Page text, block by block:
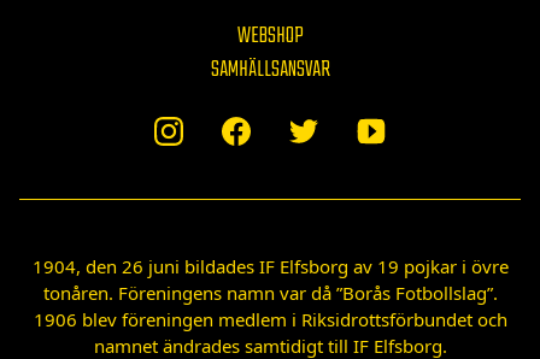
WEBSHOP
SAMHÄLLSANSVAR
1904, den 26 juni bildades IF Elfsborg av 19 pojkar i övre
tonåren. Föreningens namn var då ”Borås Fotbollslag”.
1906 blev föreningen medlem i Riksidrottsförbundet och
namnet ändrades samtidigt till IF Elfsborg.